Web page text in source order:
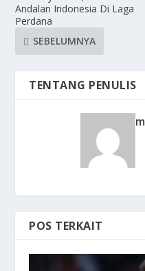
Andalan Indonesia Di Laga
Perdana
SEBELUMNYA
TENTANG PENULIS
POS TERKAIT